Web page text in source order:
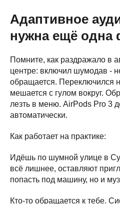
Адаптивное
нужна ещё одна
Помните, как раздражало в
центре: включил шумодав -
обращается. Переключился
мешается с гулом вокруг.
лезть в меню. AirPods Pro 3
автоматически.
Как работает на практике:
Идёшь по шумной улице в
всё лишнее, оставляют
попасть под машину, но и
Кто-то обращается к тебе.